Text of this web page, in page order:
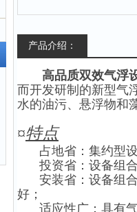
产品介绍：
高品质双效气浮
而开发研制的新型气
水的油污、悬浮物和
¤特点
占地省：集约型
投资省：设备组
安装省：设备组
好；
适应性广：具有